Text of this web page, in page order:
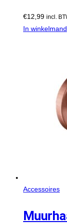
€12,99 incl.
In winkelmand
Accessoires